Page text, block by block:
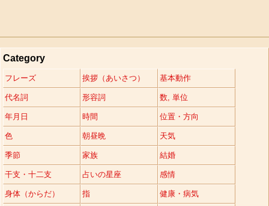
Category
フレーズ 挨拶（あいさつ） 基本動作
代名詞 形容詞 数, 単位
年月日 時間 位置・方向
色 朝昼晩 天気
季節 家族 結婚
干支・十二支 占いの星座 感情
身体（からだ） 指 健康・病気